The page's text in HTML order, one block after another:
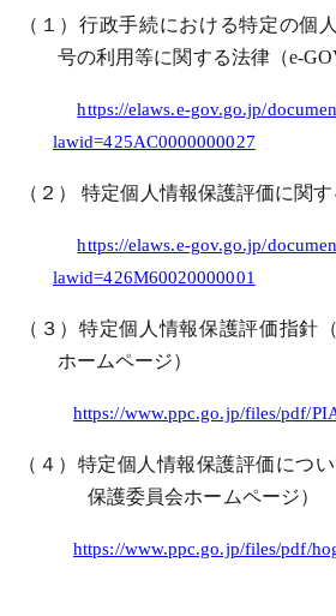
（１）行政手続における特定の個
号の利用等に関する法律（e-
https://elaws.e-gov.go.jp/
lawid=425AC0000000027
（２） 特定個人情報保護評価に関す
https://elaws.e-gov.go.jp/
lawid=426M60020000001
（３）特定個人情報保護評価指針
ホームページ）
https://www.ppc.go.jp/files/pdf/
（４）特定個人情報保護評価につ
保護委員会ホームページ）
https://www.ppc.go.jp/files/pdf/